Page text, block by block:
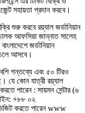
সহায়তা প্রদান করবে।
শুরু করবে রয়্যাল জর্ডানিয়ান
আফসিয়া জান্নাত সালেহ
জর্ডানিয়ান
আসবে।
গন্তব্যে এবং ৫০ টিরও
যে কোন যাত্রী রয়্যাল
পারেন : সায়মন সেন্টার (৬
+৮৮ ০২
করতে পারেন www